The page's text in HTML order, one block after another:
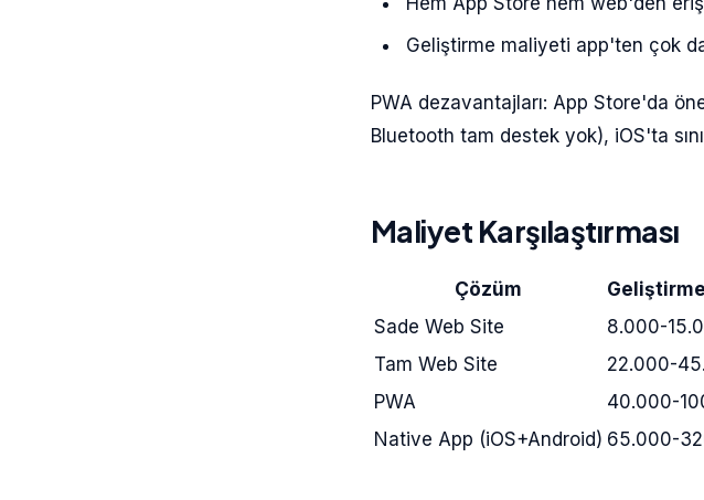
Geliştirme maliyeti app'ten çok
PWA dezavantajları: App Store'da
Bluetooth tam destek yok), iOS'ta
Maliyet Karşılaştırması
Çözüm
Sade Web Site
8.000-
Tam Web Site
22.000-
PWA
40.000-
Native App (iOS+Android) 65.000-